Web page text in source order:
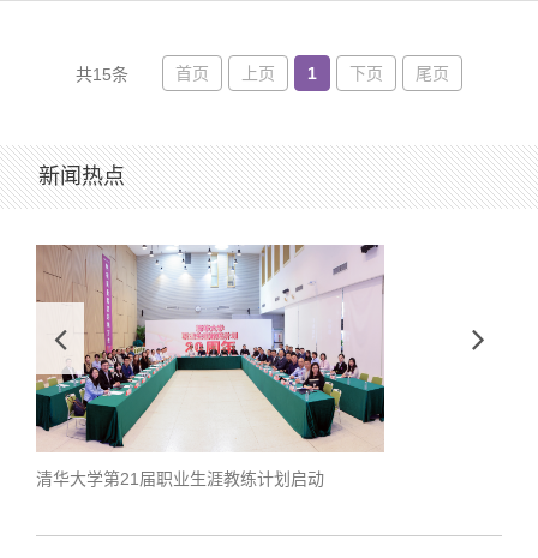
共15条 首页 上页 1 下页 尾页
新闻热点
清华大学第21届职业生涯教练计划启动